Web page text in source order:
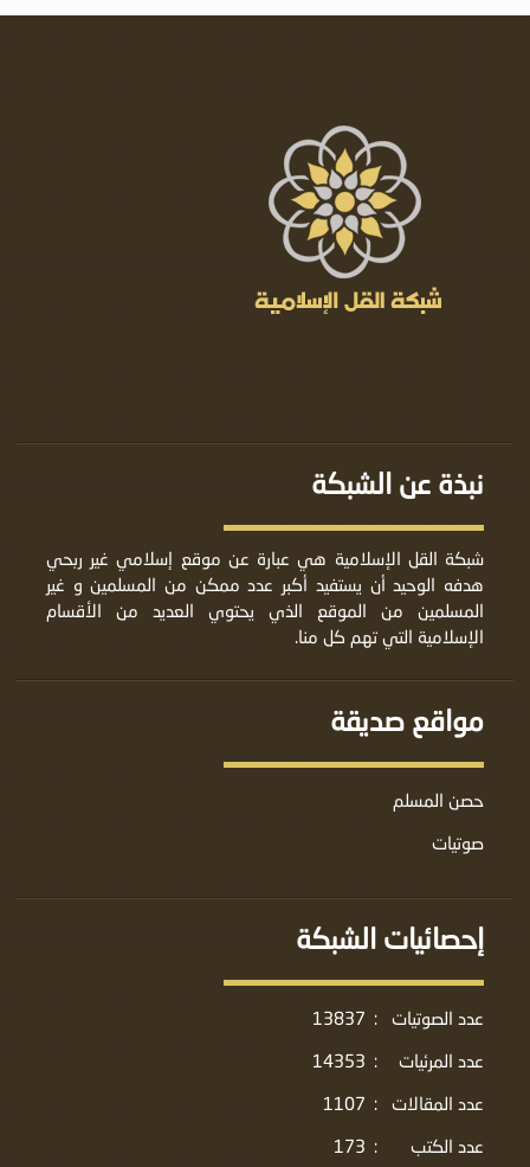
نبذة عن الشبكة
شبكة القل الإسلامية هي عبارة عن موقع إسلامي غير ربحي
هدفه الوحيد أن يستفيد أكبر عدد ممكن من المسلمين و غير
المسلمين من الموقع الذي يحتوي العديد من الأقسام
الإسلامية التي تهم كل منا.
مواقع صديقة
حصن المسلم
صوتيات
إحصائيات الشبكة
عدد الصوتيات :
13837
عدد المرئيات
:
14353
عدد المقالات
:
1107
عدد الكتب
:
173